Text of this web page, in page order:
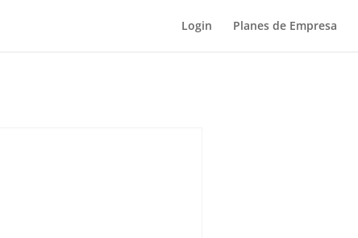
Login Planes de Empresa